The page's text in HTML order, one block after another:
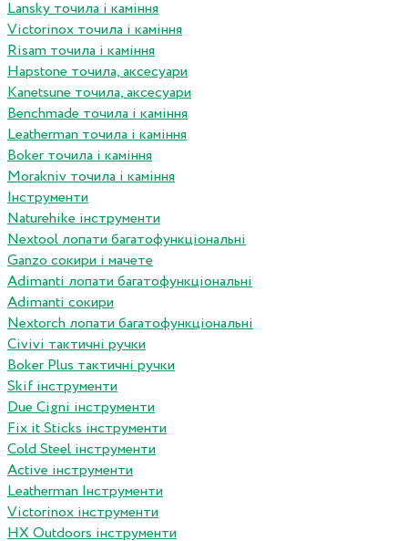
Lansky точила і каміння
Victorinox точила і каміння
Risam точила і каміння
Hapstone точила, аксесуари
Kanetsune точила, аксесуари
Benchmade точила і каміння
Leatherman точила і каміння
Boker точила і каміння
Morakniv точила і каміння
Інструменти
Naturehike інструменти
Nextool лопати багатофункціональні
Ganzo сокири і мачете
Adimanti лопати багатофункціональні
Adimanti сокири
Nextorch лопати багатофункціональні
Сivivi тактичні ручки
Boker Plus тактичні ручки
Skif інструменти
Due Cigni інструменти
Fix it Sticks інструменти
Сold Steel інструменти
Active інструменти
Leatherman Інструменти
Victorinox інструменти
HX Outdoors інструменти